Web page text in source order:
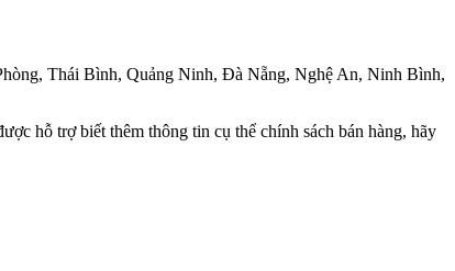
Thái Bình, Quảng Ninh, Đà Nẵng, Nghệ An, Ninh Bình,
hỗ trợ biết thêm thông tin cụ thể chính sách bán hàng, hãy